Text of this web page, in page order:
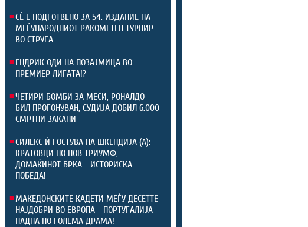
СЀ Е ПОДГОТВЕНО ЗА 54. ИЗДАНИЕ НА
МЕЃУНАРОДНИОТ РАКОМЕТЕН ТУРНИР
ВО СТРУГА
ЕНДРИК ОДИ НА ПОЗАЈМИЦА ВО
ПРЕМИЕР ЛИГАТА!?
ЧЕТИРИ БОМБИ ЗА МЕСИ, РОНАЛДО
БИЛ ПРОГОНУВАН, СУДИЈА ДОБИЛ 6.000
СМРТНИ ЗАКАНИ
СИЛЕКС Ѝ ГОСТУВА НА ШКЕНДИЈА (А):
КРАТОВЦИ ПО НОВ ТРИУМФ,
ДОМАЌИНОТ БРКА - ИСТОРИСКА
ПОБЕДА!
МАКЕДОНСКИТЕ КАДЕТИ МЕЃУ ДЕСЕТТЕ
НАЈДОБРИ ВО ЕВРОПА - ПОРТУГАЛИЈА
ПАДНА ПО ГОЛЕМА ДРАМА!